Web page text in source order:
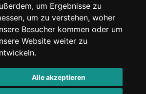
um Ergebnisse zu
um zu verstehen, woher
Besucher kommen oder um
Website weiter zu
Alle akzeptieren